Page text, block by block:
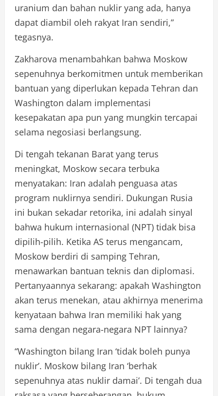
uranium dan bahan nuklir yang ada, hanya
dapat diambil oleh rakyat Iran sendiri,”
tegasnya.
Zakharova menambahkan bahwa Moskow
sepenuhnya berkomitmen untuk memberikan
bantuan yang diperlukan kepada Tehran dan
Washington dalam implementasi
kesepakatan apa pun yang mungkin tercapai
selama negosiasi berlangsung.
Di tengah tekanan Barat yang terus
meningkat, Moskow secara terbuka
menyatakan: Iran adalah penguasa atas
program nuklirnya sendiri. Dukungan Rusia
ini bukan sekadar retorika, ini adalah sinyal
bahwa hukum internasional (NPT) tidak bisa
dipilih-pilih. Ketika AS terus mengancam,
Moskow berdiri di samping Tehran,
menawarkan bantuan teknis dan diplomasi.
Pertanyaannya sekarang: apakah Washington
akan terus menekan, atau akhirnya menerima
kenyataan bahwa Iran memiliki hak yang
sama dengan negara-negara NPT lainnya?
“Washington bilang Iran ‘tidak boleh punya
nuklir’. Moskow bilang Iran ‘berhak
sepenuhnya atas nuklir damai’. Di tengah dua